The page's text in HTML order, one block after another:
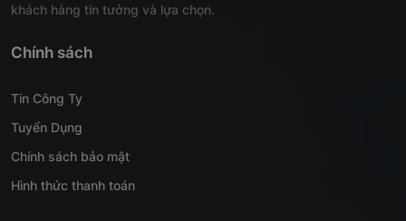
khách hàng tin tưởng và lựa chọn.
Chính sách
Tin Công Ty
Tuyển Dụng
Chính sách bảo mật
Hình thức thanh toán